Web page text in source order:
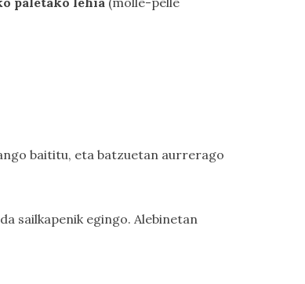
baititu, eta batzuetan aurrerago
sailkapenik egingo. Alebinetan